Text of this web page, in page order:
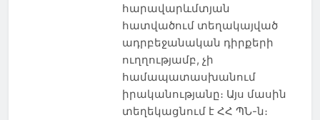
հարավարևմտյան
հատվածում տեղակայված
ադրբեջանական դիրքերի
ուղղությամբ, չի
համապատասխանում
իրականությանը։ Այս մասին
տեղեկացնում է ՀՀ ՊՆ-ն։